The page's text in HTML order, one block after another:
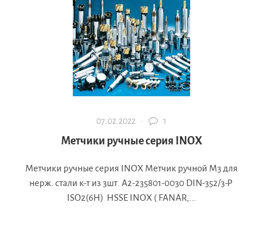
07.02.2022 · 1
Метчики ручные серия INOX
Метчики ручные серия INOX Метчик ручной М3 для
нерж. стали к-т из 3шт. А2-235801-0030 DIN-352/3-P
ISO2(6H) HSSE INOX ( FANAR,...